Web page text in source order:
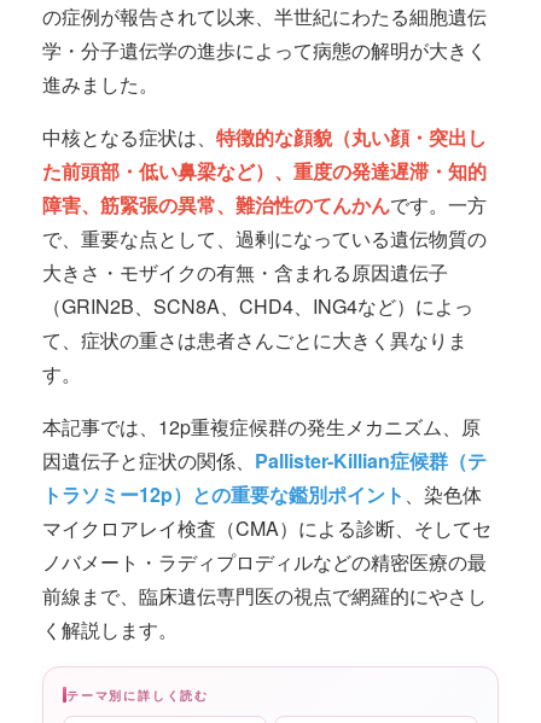
の症例が報告されて以来、半世紀にわたる細胞遺伝
学・分子遺伝学の進歩によって病態の解明が大きく
進みました。
中核となる症状は、 特徴的な顔貌（丸い顔・突出し
た前頭部・低い鼻梁など）、重度の発達遅滞・知的
障害、筋緊張の異常、難治性のてんかんです。一方
で、重要な点として、過剰になっている遺伝物質の
大きさ・モザイクの有無・含まれる原因遺伝子
（GRIN2B、SCN8A、CHD4、ING4など）によっ
て、症状の重さは患者さんごとに大きく異なりま
す。
本記事では、12p重複症候群の発生メカニズム、原
因遺伝子と症状の関係、 Pallister-Killian症候群（テ
トラソミー12p）との重要な鑑別ポイント
、染色体
マイクロアレイ検査（CMA）による診断、そしてセ
ノバメート・ラディプロディルなどの精密医療の最
前線まで、臨床遺伝専門医の視点で網羅的にやさし
く解説します。
テーマ別に詳しく読む